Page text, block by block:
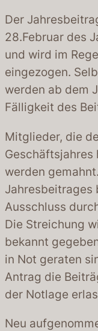
Der
28.Februar des
und wird im
eingezogen.
werden ab dem
Fälligkeit des
Mitglieder, die
werden
Jahresbeitrages
Ausschluss
Die Streichung
bekannt
in Not geraten
Antrag die
der Notlage
Neu